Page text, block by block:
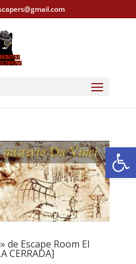
de Escape Room El
CERRADA]